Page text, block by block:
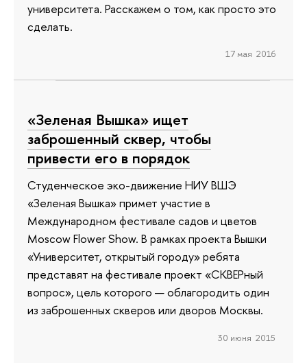
университета. Расскажем о том, как просто это
сделать.
17 мая 2016
«Зеленая Вышка» ищет
заброшенный сквер, чтобы
привести его в порядок
Студенческое эко-движение НИУ ВШЭ
«Зеленая Вышка» примет участие в
Международном фестивале садов и цветов
Moscow Flower Show. В рамках проекта Вышки
«Университет, открытый городу» ребята
представят на фестивале проект «СКВЕРный
вопрос», цель которого — облагородить один
из заброшенных скверов или дворов Москвы.
30 июня 2015